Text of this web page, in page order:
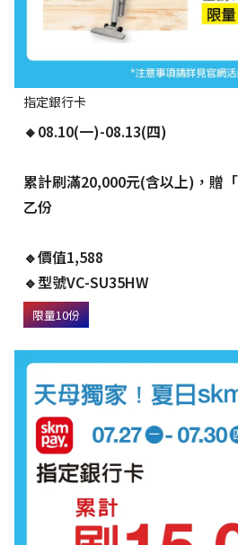
指定銀行卡
🔸08.10(一)-08.13(四)
累計刷滿20,000元(含以上)，贈
乙份
🔹價值1,588
🔹型號VC-SU35HW
限量10份